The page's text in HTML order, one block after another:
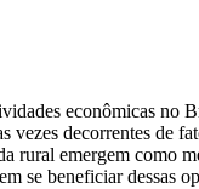
econômicas no
vezes decorrentes de
rural emergem como
se beneficiar dessas